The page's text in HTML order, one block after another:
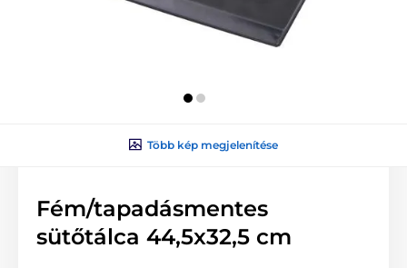
Több kép megjelenítése
Fém/tapadásmentes
sütőtálca 44,5x32,5 cm